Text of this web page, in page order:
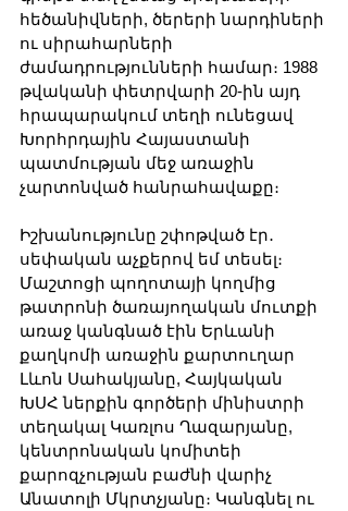
հեծանիվների, ծերերի նարդիների
ու սիրահարների
ժամադրությունների համար։ 1988
թվականի փետրվարի 20-ին այդ
հրապարակում տեղի ունեցավ
Խորհրդային Հայաստանի
պատմության մեջ առաջին
չարտոնված հանրահավաքը։
Իշխանությունը շփոթված էր․
սեփական աչքերով եմ տեսել։
Մաշտոցի պողոտայի կողմից
թատրոնի ծառայողական մուտքի
առաջ կանգնած էին Երևանի
քաղկոմի առաջին քարտուղար
Լևոն Սահակյանը, Հայկական
ԽՍՀ ներքին գործերի մինիստրի
տեղակալ Կառլոս Ղազարյանը,
կենտրոնական կոմիտեի
քարոզչության բաժնի վարիչ
Անատոլի Մկրտչյանը։ Կանգնել ու